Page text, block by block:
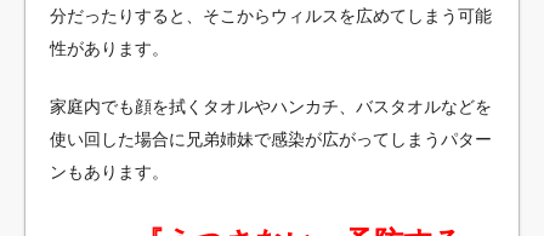
分だったりすると、そこからウィルスを広めてしまう可能
性があります。
家庭内でも顔を拭くタオルやハンカチ、バスタオルなどを
使い回した場合に兄弟姉妹で感染が広がってしまうパター
ンもあります。